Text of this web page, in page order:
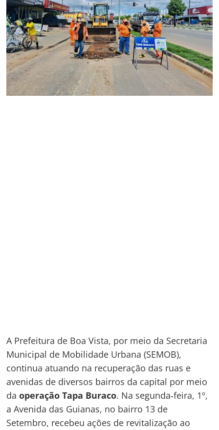
A Prefeitura de Boa Vista, por meio da Secretaria
Municipal de Mobilidade Urbana (SEMOB),
continua atuando na recuperação das ruas e
avenidas de diversos bairros da capital por meio
da operação Tapa Buraco. Na segunda‑feira, 1º,
a Avenida das Guianas, no bairro 13 de
Setembro, recebeu ações de revitalização ao